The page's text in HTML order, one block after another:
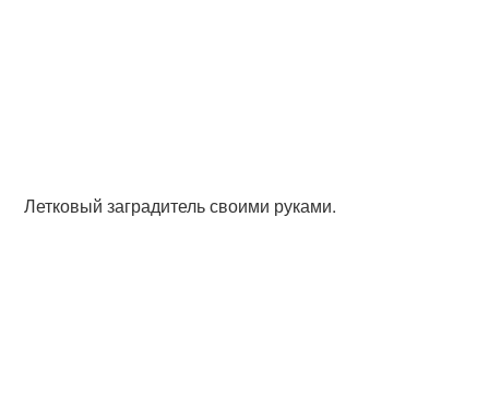
Летковый заградитель своими руками.